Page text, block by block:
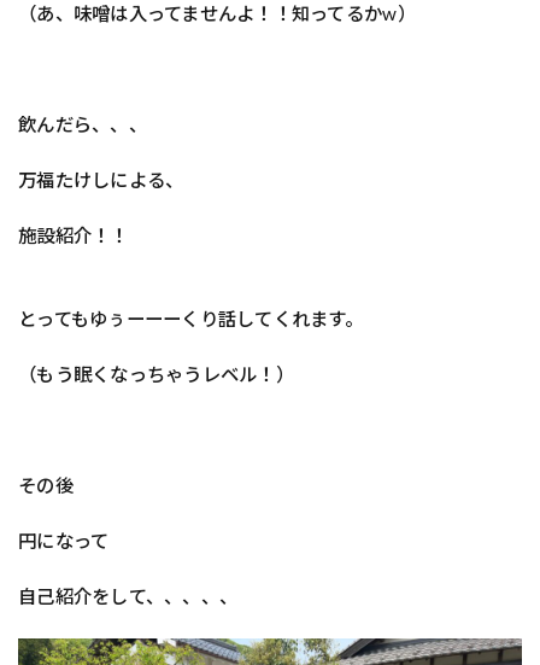
（あ、味噌は入ってませんよ！！知ってるかw）
飲んだら、、、
万福たけしによる、
施設紹介！！
とってもゆぅーーーくり話してくれます。
（もう眠くなっちゃうレベル！）
その後
円になって
自己紹介をして、、、、、